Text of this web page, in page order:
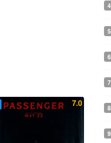
7.0
4
5
6
7
8
9